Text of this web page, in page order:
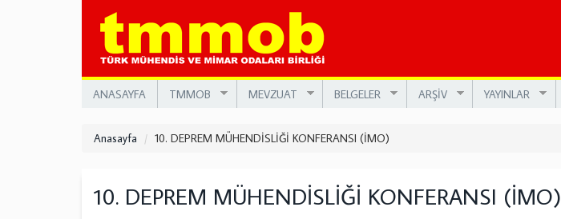
ANASAYFA TMMOB MEVZUAT BELGELER ARŞİV YAYINLAR
Anasayfa 10. DEPREM MÜHENDİSLİĞİ KONFERANSI (İMO)
10. DEPREM MÜHENDİSLİĞİ KONFERANSI (İMO)